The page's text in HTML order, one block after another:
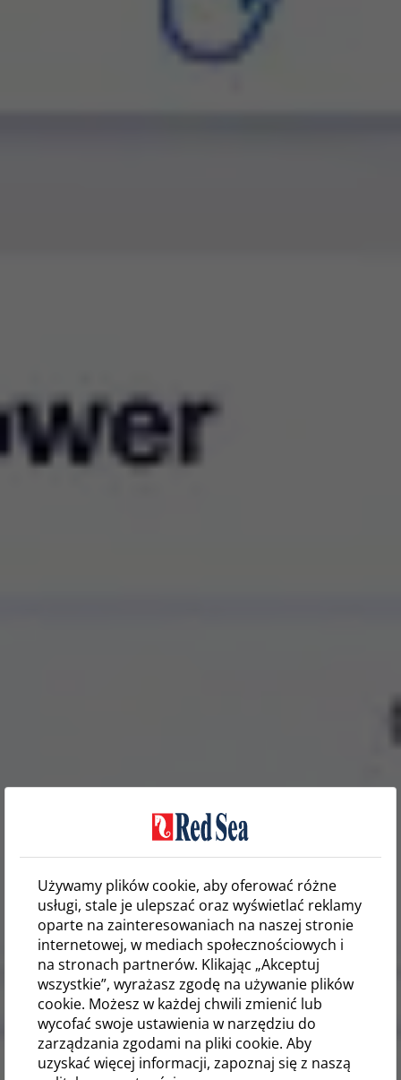
Używamy plików cookie, aby oferować różne
usługi, stale je ulepszać oraz wyświetlać reklamy
oparte na zainteresowaniach na naszej stronie
internetowej, w mediach społecznościowych i
na stronach partnerów. Klikając „Akceptuj
wszystkie”, wyrażasz zgodę na używanie plików
cookie. Możesz w każdej chwili zmienić lub
wycofać swoje ustawienia w narzędziu do
zarządzania zgodami na pliki cookie. Aby
uzyskać więcej informacji, zapoznaj się z naszą